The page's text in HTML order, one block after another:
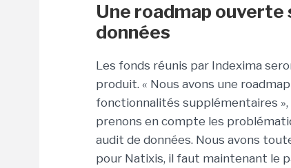
Une roadmap ouverte
données
Les fonds réunis par Indexima
produit. « Nous avons une
fonctionnalités supplémentaires »,
prenons en compte les
audit de données. Nous avons
pour Natixis, il faut maintenant le